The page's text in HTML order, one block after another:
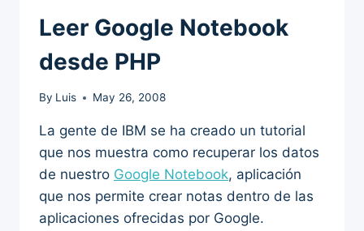
Leer Google Notebook
desde PHP
By Luis May 26, 2008
La gente de IBM se ha creado un tutorial
que nos muestra como recuperar los datos
de nuestro Google Notebook, aplicación
que nos permite crear notas dentro de las
aplicaciones ofrecidas por Google.